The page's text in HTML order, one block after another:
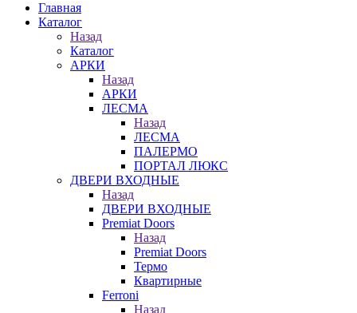
Главная
Каталог
Назад
Каталог
АРКИ
Назад
АРКИ
ЛЕСМА
Назад
ЛЕСМА
ПАЛЕРМО
ПОРТАЛ ЛЮКС
ДВЕРИ ВХОДНЫЕ
Назад
ДВЕРИ ВХОДНЫЕ
Premiat Doors
Назад
Premiat Doors
Термо
Квартирные
Ferroni
Назад